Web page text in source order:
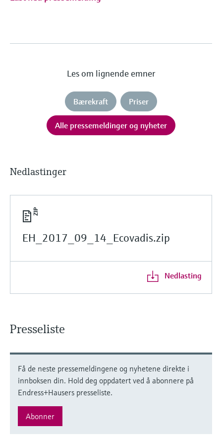
Les om lignende emner
Bærekraft Priser
Alle pressemeldinger og nyheter
Nedlastinger
EH_2017_09_14_Ecovadis.zip
Nedlasting
Presseliste
Få de neste pressemeldingene og nyhetene direkte i
innboksen din. Hold deg oppdatert ved å abonnere på
Endress+Hausers presseliste.
Abonner